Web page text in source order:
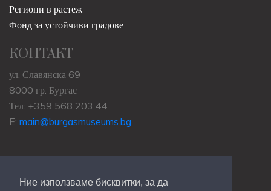
Ние използваме бисквитки, за да
Региони в растеж
Фонд за устойчиви градове
КОНТАКТ
ул. Славянска 69
8000 гр. Бургас
Тел: +359 568 203 44
E: main@burgasmuseums.bg